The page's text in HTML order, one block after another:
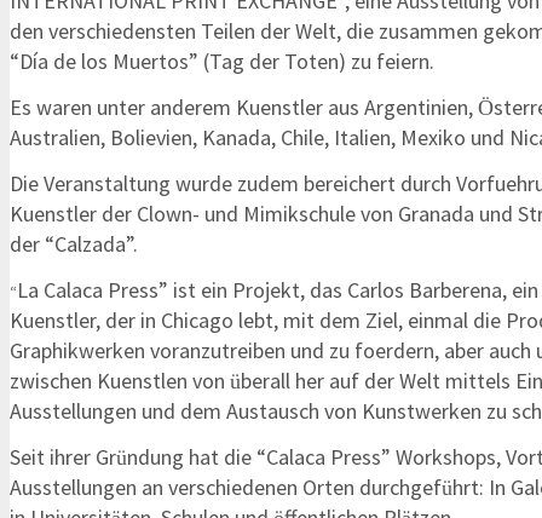
den verschiedensten Teilen der Welt, die zusammen
“Día de los Muertos” (Tag der Toten) zu feiern.
Es waren unter anderem Kuenstler aus Argentinien, Ö
Australien, Bolievien, Kanada, Chile, Italien, Mexiko und
Die Veranstaltung wurde zudem bereichert durch
Kuenstler der Clown- und Mimikschule von Granada und
der “Calzada”.
“La Calaca Press” ist ein Projekt, das Carlos Barberena,
Kuenstler, der in Chicago lebt, mit dem Ziel, einmal die
Graphikwerken voranzutreiben und zu foerdern, aber auch
zwischen Kuenstlen von überall her auf der Welt mittels
Ausstellungen und dem Austausch von Kunstwerken zu
Seit ihrer Gründung hat die “Calaca Press” Workshops,
Ausstellungen an verschiedenen Orten durchgeführt: In